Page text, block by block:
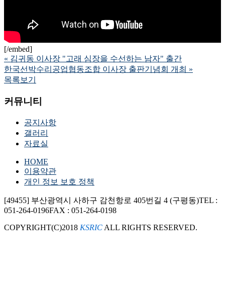
[/embed]
« 김귀동 이사장 "고래 심장을 수선하는 남자" 출간
한국선박수리공업협동조합 이사장 출판기념회 개최 »
목록보기
커뮤니티
공지사항
갤러리
자료실
HOME
이용약관
개인 정보 보호 정책
[49455] 부산광역시 사하구 감천항로 405번길 4 (구평동)TEL :
051-264-0196FAX : 051-264-0198
COPYRIGHT(C)2018 KSRIC ALL RIGHTS RESERVED.